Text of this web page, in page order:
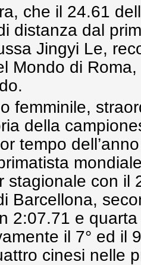
che il 24.61
distanza dal
Jingyi Le,
Mondo di
femminile,
della
tempo
stagionale con il
Barcellona,
2:07.71 e
il 7° ed il
cinesi nelle